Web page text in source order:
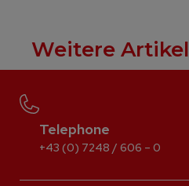
Weitere Artikel
Telephone
+43 (0) 7248 / 606 – 0